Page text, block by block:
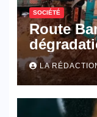
SOCIÉTÉ
Route
les
LA